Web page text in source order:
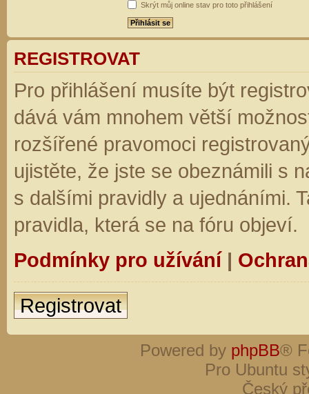
Skrýt můj online stav pro toto přihlášení
REGISTROVAT
Pro přihlášení musíte být
dává vám mnohem větší
rozšířené pravomoci
ujistěte, že jste se obeznámili s
s dalšími pravidly a ujednáními.
pravidla, která se na fóru objeví.
Podmínky pro užívání|
Registrovat
Powered by phpBB®
Pro Ubuntu
Český